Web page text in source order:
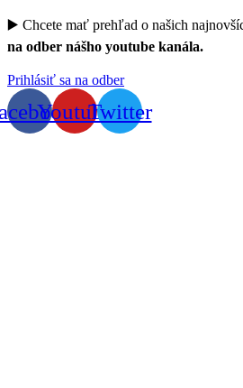
▶️ Chcete mať prehľad o našich
na odber nášho youtube kanála.
Prihlásiť sa na odber
YoutubeTwitter